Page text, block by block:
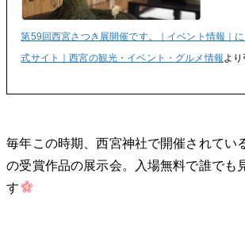
第59回西宮さつき展開催です。｜イベント情報｜
式サイト｜西宮の観光・イベント・グルメ情報 よ
毎年この時期、西宮神社で開催されてい
の受賞作品の展示会。入場無料で誰でも
す